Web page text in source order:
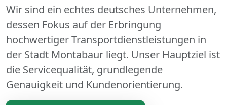
Wir sind ein echtes deutsches Unternehmen,
dessen Fokus auf der Erbringung
hochwertiger Transportdienstleistungen in
der Stadt Montabaur liegt. Unser Hauptziel ist
die Servicequalität, grundlegende
Genauigkeit und Kundenorientierung.